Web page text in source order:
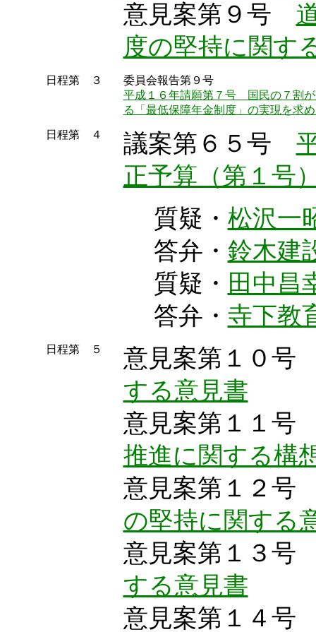
意見案第９号
度の堅持に関す
日程第 ３
委員会報告第９号
平成１６年請願第７号 国民の７割
る「最低保障年金制度」の実現を求
日程第 ４ 議案第６５号
正予算（第１号
質疑・ 松沢一
答弁・ 鈴木建
質疑・ 田中昌
答弁・ 寺下教
日程第 ５
意見案第１０
する意見書
意見案第１１
推進に関する構
意見案第１２
の堅持に関する
意見案第１３
する意見書
意見案第１４